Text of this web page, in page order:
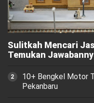
Sulitkah Mencari
Temukan
10+ Bengkel Motor
Pekanbaru